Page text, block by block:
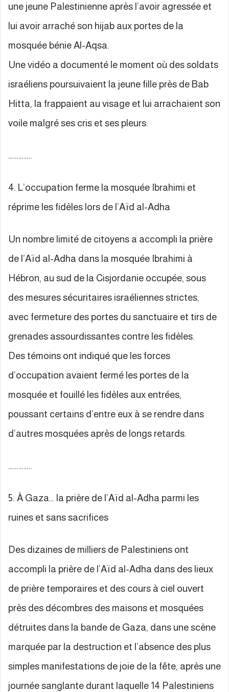
une jeune Palestinienne après l’avoir agressée et
lui avoir arraché son hijab aux portes de la
mosquée bénie Al-Aqsa.
Une vidéo a documenté le moment où des soldats
israéliens poursuivaient la jeune fille près de Bab
Hitta, la frappaient au visage et lui arrachaient son
voile malgré ses cris et ses pleurs.
…………..
4. L’occupation ferme la mosquée Ibrahimi et
réprime les fidèles lors de l’Aïd al-Adha
Un nombre limité de citoyens a accompli la prière
de l’Aïd al-Adha dans la mosquée Ibrahimi à
Hébron, au sud de la Cisjordanie occupée, sous
des mesures sécuritaires israéliennes strictes,
avec fermeture des portes du sanctuaire et tirs de
grenades assourdissantes contre les fidèles.
Des témoins ont indiqué que les forces
d’occupation avaient fermé les portes de la
mosquée et fouillé les fidèles aux entrées,
poussant certains d’entre eux à se rendre dans
d’autres mosquées après de longs retards.
…………..
5. À Gaza… la prière de l’Aïd al-Adha parmi les
ruines et sans sacrifices
Des dizaines de milliers de Palestiniens ont
accompli la prière de l’Aïd al-Adha dans des lieux
de prière temporaires et des cours à ciel ouvert
près des décombres des maisons et mosquées
détruites dans la bande de Gaza, dans une scène
marquée par la destruction et l’absence des plus
simples manifestations de joie de la fête, après une
journée sanglante durant laquelle 14 Palestiniens